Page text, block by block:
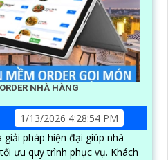
NHÀ HÀNG
1/13/2026 4:28:54 PM
pháp hiện đại giúp nhà
ưu quy trình phục vụ. Khách